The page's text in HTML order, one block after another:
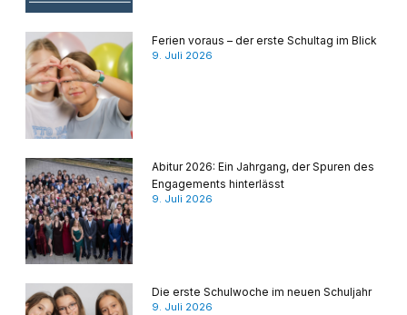
Ferien voraus – der erste Schultag im Blick
9. Juli 2026
Abitur 2026: Ein Jahrgang, der Spuren des
Engagements hinterlässt
9. Juli 2026
Die erste Schulwoche im neuen Schuljahr
9. Juli 2026